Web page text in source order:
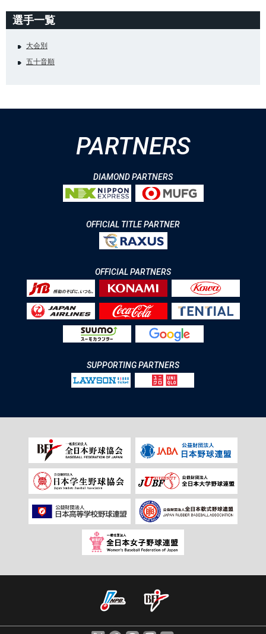
選手一覧
大会別
五十音順
PARTNERS
DIAMOND PARTNERS
OFFICIAL TITLE PARTNER
OFFICIAL PARTNERS
SUPPORTING PARTNERS